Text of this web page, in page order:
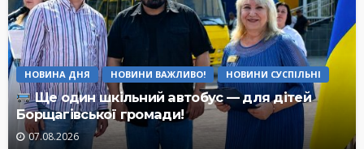
НОВИНА ДНЯ НОВИНИ ВАЖЛИВО! НОВИНИ СУСПІЛЬНІ
Ще один шкільний автобус — для дітей
Борщагівської громади!
07.08.2026